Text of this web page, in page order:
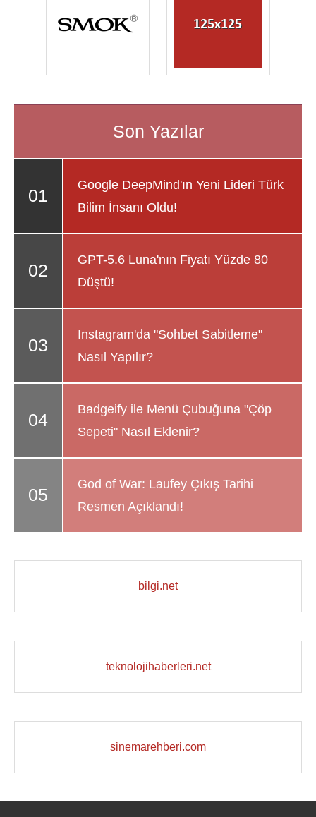
Google DeepMind'ın Yeni Lideri Türk
Bilim İnsanı Oldu!
GPT-5.6 Luna'nın Fiyatı Yüzde 80
Düştü!
Instagram'da "Sohbet Sabitleme"
Nasıl Yapılır?
Badgeify ile Menü Çubuğuna "Çöp
Sepeti" Nasıl Eklenir?
God of War: Laufey Çıkış Tarihi
Resmen Açıklandı!
bilgi.net
teknolojihaberleri.net
sinemarehberi.com